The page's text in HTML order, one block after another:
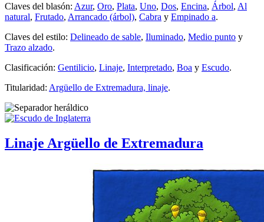
Claves del blasón: Azur, Oro, Plata, Uno, Dos, Encina, Árbol, Al
natural, Frutado, Arrancado (árbol), Cabra y Empinado a.
Claves del estilo: Delineado de sable, Iluminado, Medio punto y
Trazo alzado.
Clasificación: Gentilicio, Linaje, Interpretado, Boa y Escudo.
Titularidad: Argüello de Extremadura, linaje.
Linaje Argüello de Extremadura